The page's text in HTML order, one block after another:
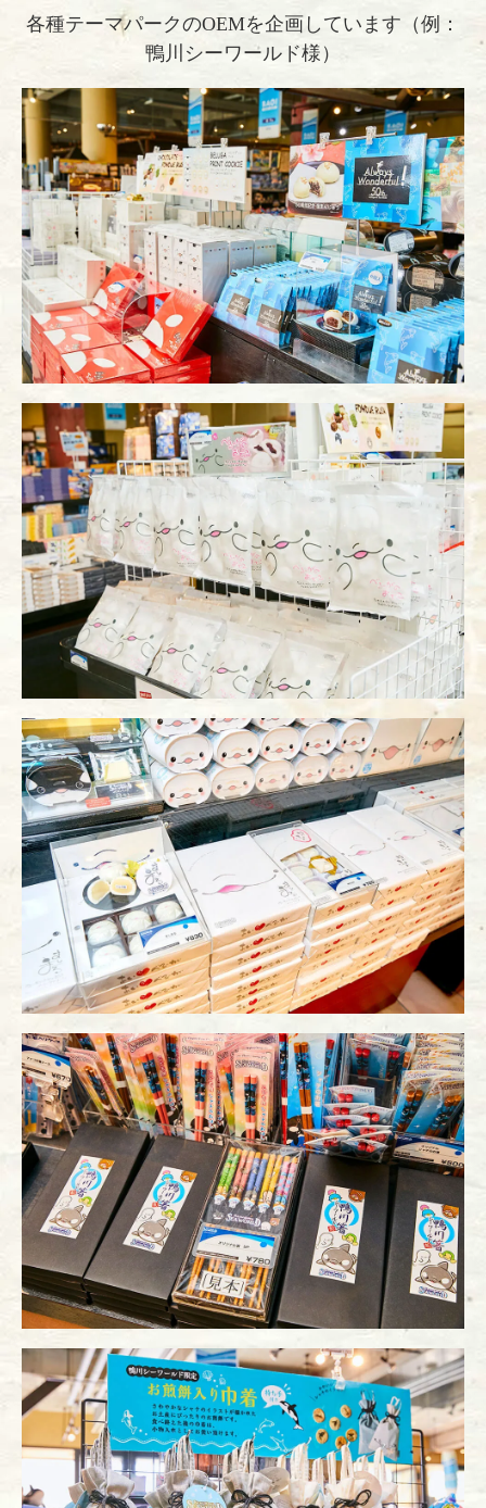
各種テーマパークのOEMを企画しています（例：
鴨川シーワールド様）